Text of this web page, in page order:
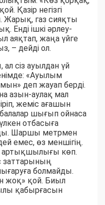
Қазір негізгі
газ сияқты
Енді ішкі әрлеу-
аяқтап, жаңа үйге
– дейді ол.
сіз ауылдан үй
«Ауылым
деп жауап берді.
азын-аулақ мал
жеміс ағашын
балалар шығып ойнаса
отбасыға
Шаршы метрмен
емес, өз меншігің.
артықшылығы көп.
заттарының
болмайды.
жоқ» қой. Биыл
қабырғасын